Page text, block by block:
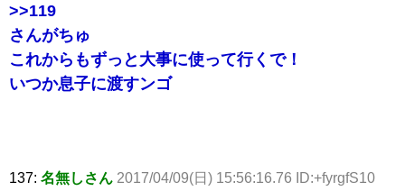
>>119
さんがちゅ
これからもずっと大事に使って行くで！
いつか息子に渡すンゴ
137: 名無しさん 2017/04/09(日) 15:56:16.76 ID:+fyrgfS10